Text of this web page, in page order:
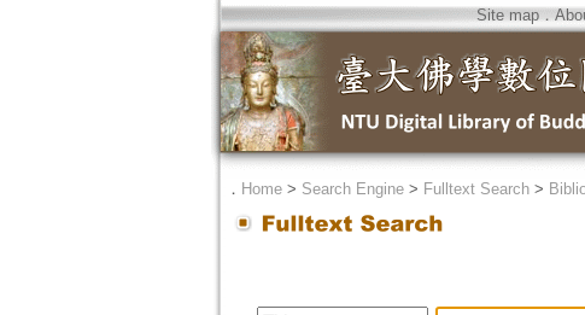
Site map．
． Home> Search Engine> Fulltext Search>